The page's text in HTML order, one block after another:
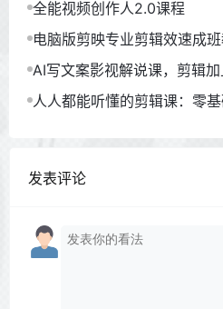
全能视频创作人2.0课程
电脑版剪映专业剪辑效速成
AI写文案影视解说课，剪辑加
人人都能听懂的剪辑课：零
发表评论